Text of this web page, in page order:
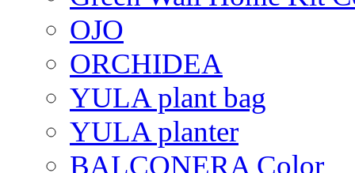
OJO
ORCHIDEA
YULA plant bag
YULA planter
BALCONERA Color